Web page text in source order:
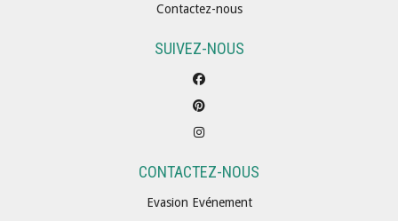
Contactez-nous
SUIVEZ-NOUS
CONTACTEZ-NOUS
Evasion Evénement